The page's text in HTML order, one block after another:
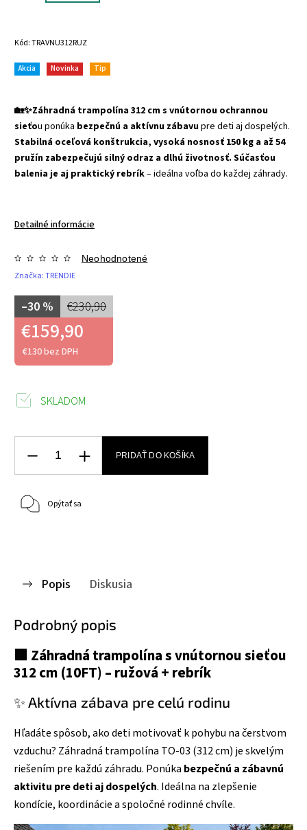
Kód:TRAVNU312RUZ
Akcia Novinka Tip
🏡✨Záhradná trampolína 312 cm s vnútornou ochrannou
sieťou ponúka bezpečnú a aktívnu zábavupre deti aj dospelých.
Stabilná oceľová konštrukcia, vysoká nosnosť 150 kg a až 54
pružín zabezpečujú silný odraz a dlhú životnosť. Súčasťou
balenia je aj praktický rebrík– ideálna voľba do každej záhrady.
Detailné informácie
Značka:TRENDIE
Neohodnotené
€230,90
–30 %
€159,90
€130 bez DPH
SKLADOM
PRIDAŤ DO KOŠÍKA
Opýtať sa
Popis Diskusia
Podrobný popis
🟪 Záhradná trampolína s vnútornou sieťou
312 cm (10FT) – ružová + rebrík
✨ Aktívna zábava pre celú rodinu
Hľadáte spôsob, ako deti motivovať k pohybu na čerstvom
vzduchu? Záhradná trampolína TO-03 (312 cm) je skvelým
riešením pre každú záhradu. Ponúka bezpečnú a zábavnú
aktivitu pre deti aj dospelých. Ideálna na zlepšenie
kondície, koordinácie a spoločné rodinné chvíle.